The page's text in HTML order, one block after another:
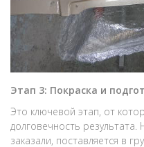
Этап 3: Покраска и
Это ключевой этап, от
долговечность
заказали, поставляется в